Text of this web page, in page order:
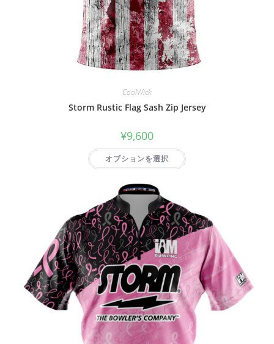
CoolWick
Storm Rustic Flag Sash Zip Jersey
¥9,600
オプションを選択